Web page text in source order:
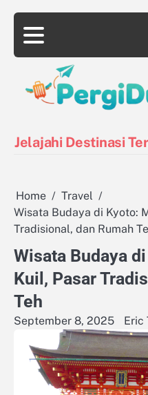
content
Jelajahi Destinasi
Home
Travel
Wisata Budaya di Kyoto:
Tradisional, dan Rumah
Wisata Budaya
Kuil, Pasar
Teh
September 8, 2025 Eric